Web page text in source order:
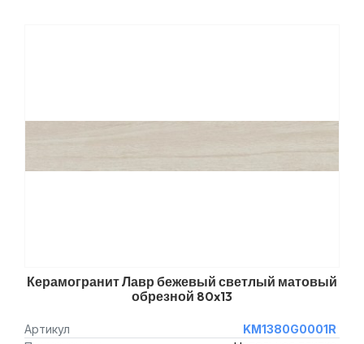
Керамогранит Лавр бежевый светлый матовый
обрезной 80x13
Артикул
KM1380G0001R